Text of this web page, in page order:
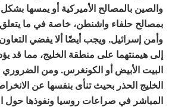
والصين بالمصالح الأميركية أو يمسها
بمصالح حلفاء واشنطن، خاصة في ما يتعلق
وأمن إسرائيل. ويجب أيضًا ألا يفضي
إلى هيمنتهما على منطقة الخليج، مما قد
البيت الأبيض أو الكونغرس. ومن
الخليج الحذر بحيث تنأى بنفسها عن
المباشر في صراعات روسيا ونفوذها حول